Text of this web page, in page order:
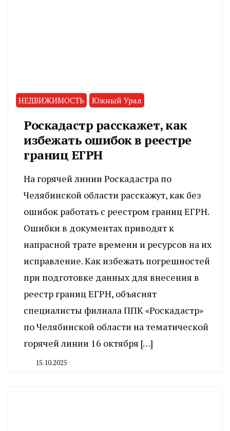
НЕДВИЖИМОСТЬ Южный Урал
Роскадастр расскажет, как
избежать ошибок в реестре
границ ЕГРН
На горячей линии Роскадастра по
Челябинской области расскажут, как без
ошибок работать с реестром границ ЕГРН.
Ошибки в документах приводят к
напрасной трате времени и ресурсов на их
исправление. Как избежать погрешностей
при подготовке данных для внесения в
реестр границ ЕГРН, объяснят
специалисты филиала ППК «Роскадастр»
по Челябинской области на тематической
горячей линии 16 октября […]
15.10.2025